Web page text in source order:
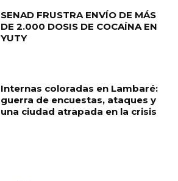
SENAD FRUSTRA ENVÍO DE MÁS
DE 2.000 DOSIS DE COCAÍNA EN
YUTY
Internas coloradas en Lambaré:
guerra de encuestas, ataques y
una ciudad atrapada en la crisis